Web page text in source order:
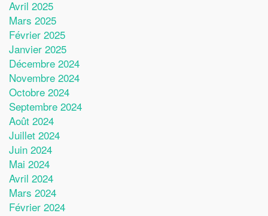
Avril 2025
Mars 2025
Février 2025
Janvier 2025
Décembre 2024
Novembre 2024
Octobre 2024
Septembre 2024
Août 2024
Juillet 2024
Juin 2024
Mai 2024
Avril 2024
Mars 2024
Février 2024